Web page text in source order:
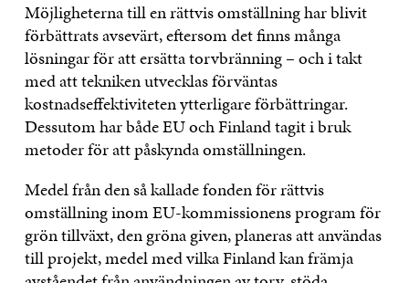
Möjligheterna till en rättvis omställning har blivit
förbättrats avsevärt, eftersom det finns många
lösningar för att ersätta torvbränning – och i takt
med att tekniken utvecklas förväntas
kostnadseffektiviteten ytterligare förbättringar.
Dessutom har både EU och Finland tagit i bruk
metoder för att påskynda omställningen.
Medel från den så kallade fonden för rättvis
omställning inom EU-kommissionens program för
grön tillväxt, den gröna given, planeras att användas
till projekt, medel med vilka Finland kan främja